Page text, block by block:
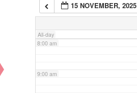
15 NOVEMBER, 2025
All-day
7:00 am
8:00 am
9:00 am